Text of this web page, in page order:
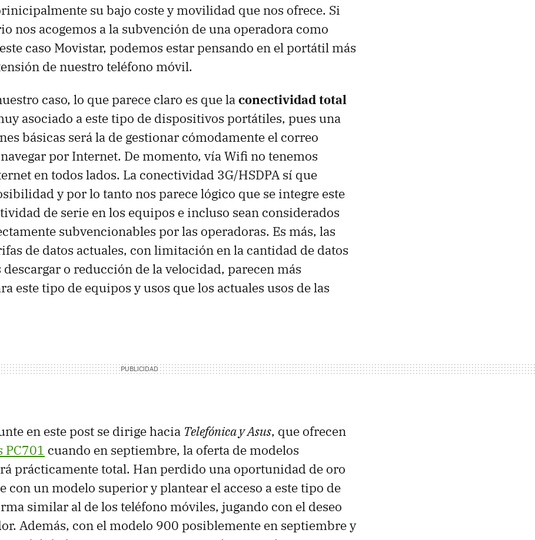
su bajo coste y movilidad que nos ofrece. Si
nos acogemos a la subvención de una operadora como
caso Movistar, podemos estar pensando en el portátil más
de nuestro teléfono móvil.
caso, lo que parece claro es que laconectividad total
asociado a este tipo de dispositivos portátiles, pues una
básicas será la de gestionar cómodamente el correo
por Internet. De momento, vía Wifi no tenemos
en todos lados. La conectividad 3G/HSDPA sí que
y por lo tanto nos parece lógico que se integre este
de serie en los equipos e incluso sean considerados
subvencionables por las operadoras. Es más, las
de datos actuales, con limitación en la cantidad de datos
o reducción de la velocidad, parecen más
este tipo de equipos y usos que los actuales usos de las
en este post se dirige hacia Telefónica y Asus, que ofrecen
PC701 cuando en septiembre, la oferta de modelos
prácticamente total. Han perdido una oportunidad de oro
con un modelo superior y plantear el acceso a este tipo de
similar al de los teléfono móviles, jugando con el deseo
Además, con el modelo 900 posiblemente en septiembre y